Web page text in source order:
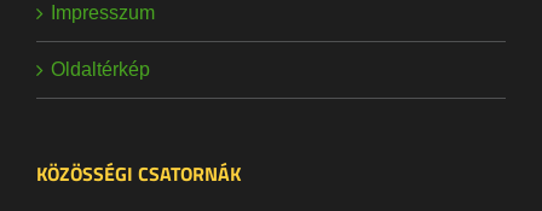
Impresszum
Oldaltérkép
KÖZÖSSÉGI CSATORNÁK